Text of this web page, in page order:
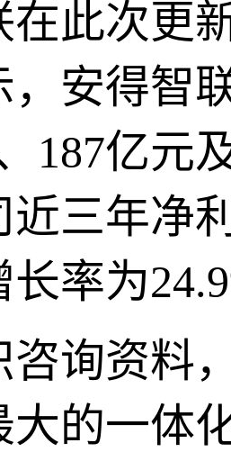
在此次更
安得智
187亿元
三年净
率为
咨询资料
大的一体